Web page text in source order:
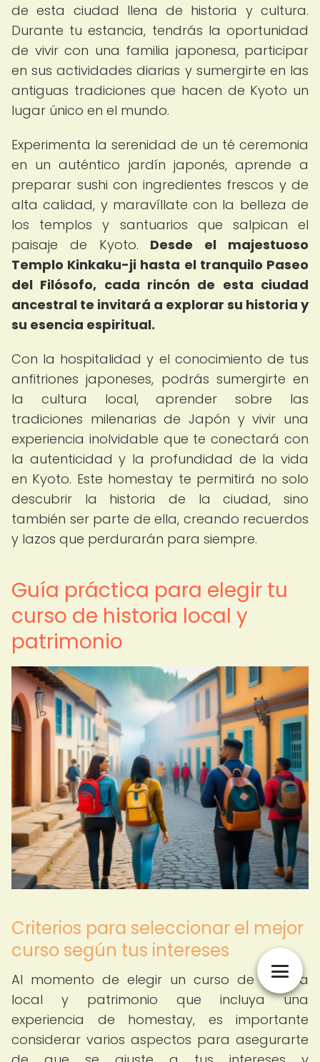
de esta ciudad llena de historia y cultura.
Durante tu estancia, tendrás la oportunidad
de vivir con una familia japonesa, participar
en sus actividades diarias y sumergirte en las
antiguas tradiciones que hacen de Kyoto un
lugar único en el mundo.
Experimenta la serenidad de un té ceremonia
en un auténtico jardín japonés, aprende a
preparar sushi con ingredientes frescos y de
alta calidad, y maravíllate con la belleza de
los templos y santuarios que salpican el
paisaje de Kyoto. Desde el majestuoso
Templo Kinkaku-ji hasta el tranquilo Paseo
del Filósofo, cada rincón de esta ciudad
ancestral te invitará a explorar su historia y
su esencia espiritual.
Con la hospitalidad y el conocimiento de tus
anfitriones japoneses, podrás sumergirte en
la cultura local, aprender sobre las
tradiciones milenarias de Japón y vivir una
experiencia inolvidable que te conectará con
la autenticidad y la profundidad de la vida
en Kyoto. Este homestay te permitirá no solo
descubrir la historia de la ciudad, sino
también ser parte de ella, creando recuerdos
y lazos que perdurarán para siempre.
Guía práctica para elegir tu
curso de historia local y
patrimonio
Criterios para seleccionar el mejor
curso según tus intereses
Al momento de elegir un curso de historia
local y patrimonio que incluya una
experiencia de homestay, es importante
considerar varios aspectos para asegurarte